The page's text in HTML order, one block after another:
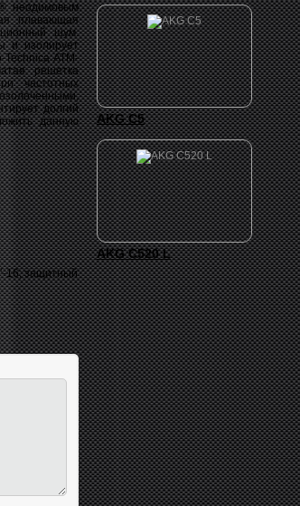
неодимовым
плавающая
шум.
и изолирует
ATM-
решетка
частотных
долгий
данную
16; защитный
AKG C5
AKG C520 L